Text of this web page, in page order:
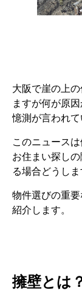
大阪で崖の上
ますが何が原
憶測が言われて
このニュース
お住まい探し
る場合どうしま
物件選びの重
紹介します。
擁壁とは